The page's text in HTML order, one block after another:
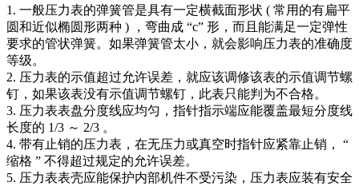
1. 一般压力表的弹簧管是具有一定横截面形状 ( 常用的有扁平
圆和近似椭圆形两种 ) ，弯曲成 “c” 形，而且能满足一定弹性
要求的管状弹簧。如果弹簧管太小，就会影响压力表的准确度
等级。
2. 压力表的示值超过允许误差，就应该调修该表的示值调节螺
钉，如果该表没有示值调节螺钉，此表只能判为不合格。
3. 压力表表盘分度线应均匀，指针指示端应能覆盖最短分度线
长度的 1/3 ～ 2/3 。
4. 带有止销的压力表，在无压力或真空时指针应紧靠止销， “
缩格 ” 不得超过规定的允许误差。
5. 压力表表壳应能保护内部机件不受污染，压力表应装有安全